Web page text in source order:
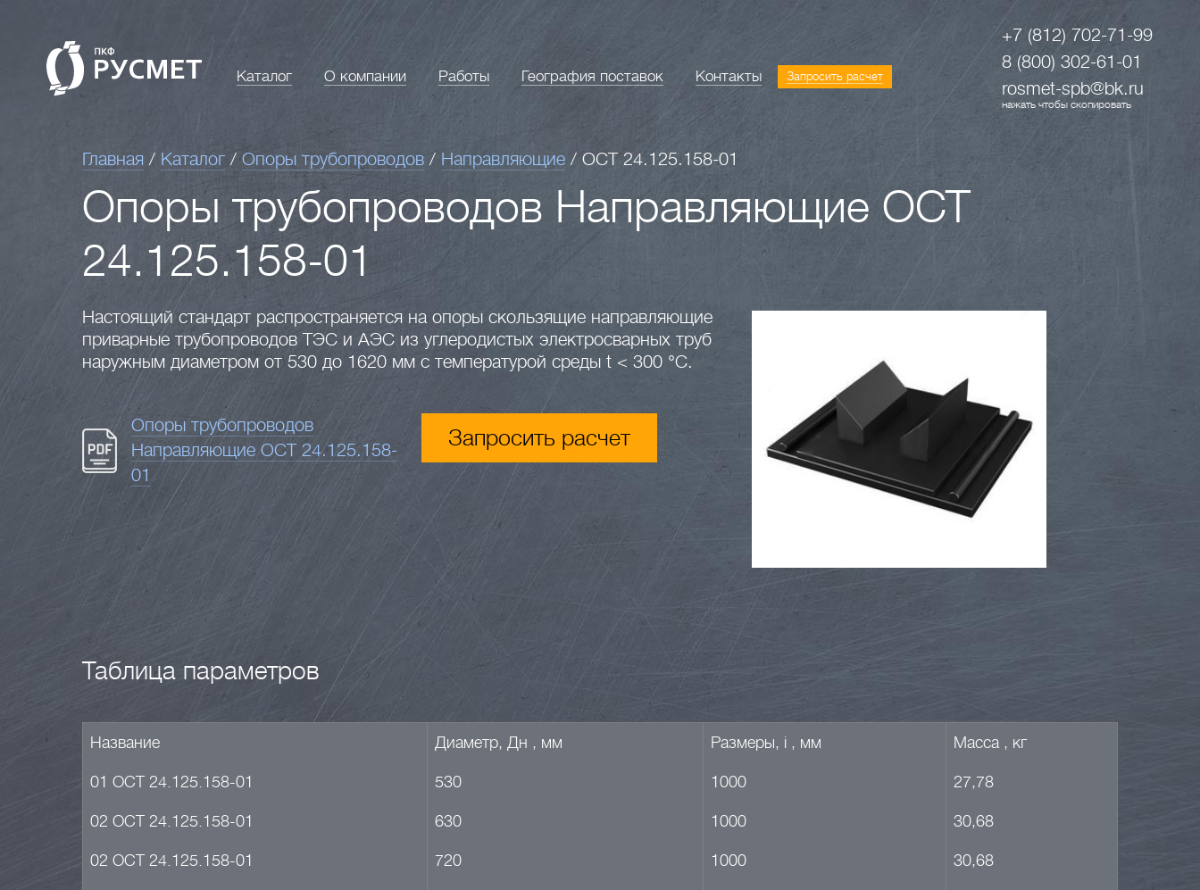
Каталог О компании Работы География поставок Контакты Запросить расчет
+7 (812) 702-71-99
8 (800) 302-61-01
rosmet-spb@bk.ru
нажать чтобы скопировать
Главная / Каталог / Опоры трубопроводов / Направляющие / ОСТ 24.125.158-01
Опоры трубопроводов Направляющие ОСТ
24.125.158-01
Настоящий стандарт распространяется на опоры скользящие направляющие
приварные трубопроводов ТЭС и АЭС из углеродистых электросварных труб
наружным диаметром от 530 до 1620 мм с температурой среды t < 300 °С.
Опоры трубопроводов
Направляющие ОСТ 24.125.158-
01
Запросить расчет
Таблица параметров
Название Диаметр, Дн , мм Размеры, i , мм Масса , кг
01 ОСТ 24.125.158-01 530 1000 27,78
02 ОСТ 24.125.158-01 630 1000 30,68
02 ОСТ 24.125.158-01 720 1000 30,68